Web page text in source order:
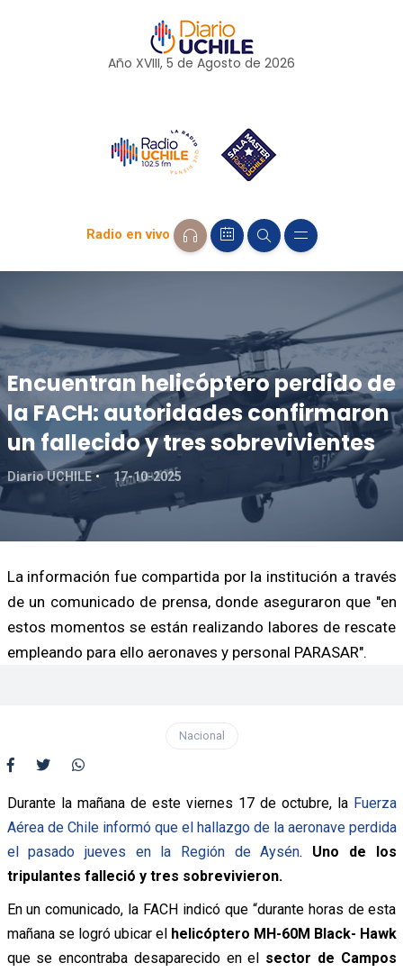
Año XVIII, 5 de Agosto de 2026
Radio en vivo
Encuentran helicóptero perdido de
la FACH: autoridades confirmaron
un fallecido y tres sobrevivientes
Diario UCHILE 17-10-2025
La información fue compartida por la institución a través
de un comunicado de prensa, donde aseguraron que "en
estos momentos se están realizando labores de rescate
empleando para ello aeronaves y personal PARASAR".
Nacional
Durante la mañana de este viernes 17 de octubre, la Fuerza
Aérea de Chile informó que el hallazgo de la aeronave perdida
el pasado jueves en la Región de Aysén. Uno de los
tripulantes falleció y tres sobrevivieron.
En un comunicado, la FACH indicó que “durante horas de esta
mañana se logró ubicar el helicóptero MH-60M Black- Hawk
que se encontraba desaparecido en el sector de Campos